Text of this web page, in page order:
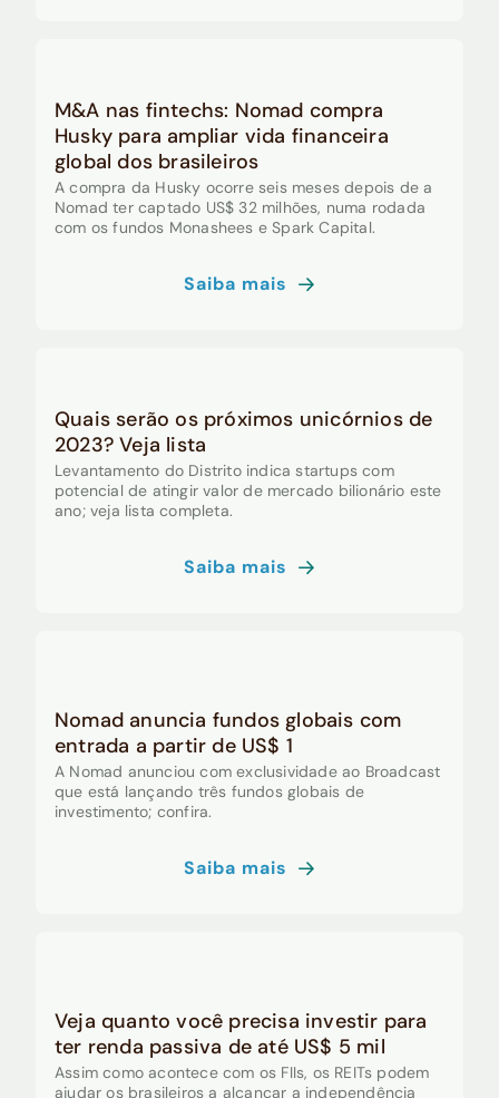
M&A nas fintechs: Nomad compra
Husky para ampliar vida financeira
global dos brasileiros
A compra da Husky ocorre seis meses depois de a
Nomad ter captado US$ 32 milhões, numa rodada
com os fundos Monashees e Spark Capital.
Saiba mais
Quais serão os próximos unicórnios de
2023? Veja lista
Levantamento do Distrito indica startups com
potencial de atingir valor de mercado bilionário este
ano; veja lista completa.
Saiba mais
Nomad anuncia fundos globais com
entrada a partir de US$ 1
A Nomad anunciou com exclusividade ao Broadcast
que está lançando três fundos globais de
investimento; confira.
Saiba mais
Veja quanto você precisa investir para
ter renda passiva de até US$ 5 mil
Assim como acontece com os FIIs, os REITs podem
ajudar os brasileiros a alcançar a independência